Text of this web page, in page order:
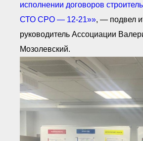
исполнении договоров
СТО СРО — 12-21»», — подвел
руководитель Ассоциации
Мозолевский.